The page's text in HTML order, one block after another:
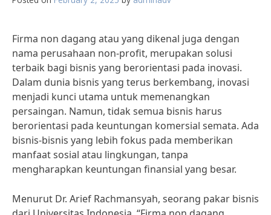
Firma non dagang atau yang dikenal juga dengan
nama perusahaan non-profit, merupakan solusi
terbaik bagi bisnis yang berorientasi pada inovasi.
Dalam dunia bisnis yang terus berkembang, inovasi
menjadi kunci utama untuk memenangkan
persaingan. Namun, tidak semua bisnis harus
berorientasi pada keuntungan komersial semata. Ada
bisnis-bisnis yang lebih fokus pada memberikan
manfaat sosial atau lingkungan, tanpa
mengharapkan keuntungan finansial yang besar.
Menurut Dr. Arief Rachmansyah, seorang pakar bisnis